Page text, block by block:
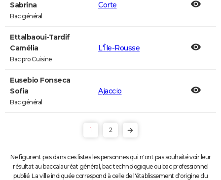
Sabrina
Bac général
Corte
Ettalbaoui-Tardif
Camélia
Bac pro Cuisine
L'Île-Rousse
Eusebio Fonseca
Sofia
Bac général
Ajaccio
1 2
Ne figurent pas dans ces listes les personnes qui n'ont pas souhaité voir leur
résultat au baccalauréat général, bac technologique ou bac professionnel
publié. La ville indiquée correspond à celle de l'établissement d'origine du